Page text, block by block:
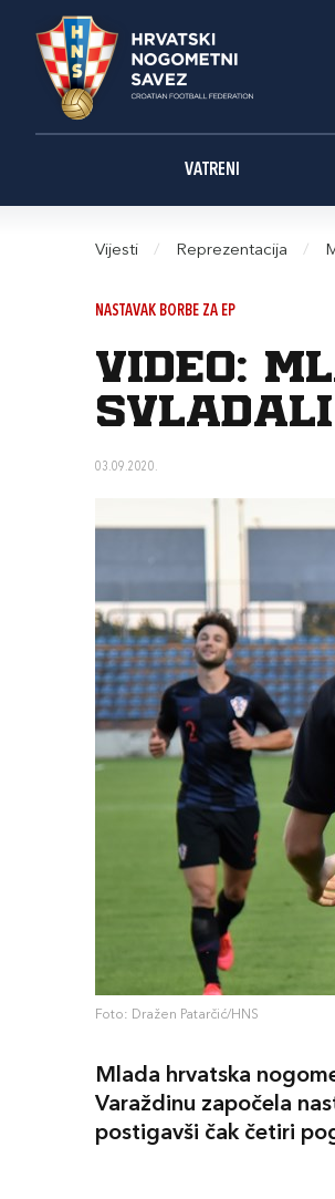
VATRENI
Vijesti / Reprezentacija /
NASTAVAK BORBE ZA EP
Video:
svladali
03.09.2020.
Foto: Dražen Patarčić/HNS
Mlada hrvatska
Varaždinu započela
postigavši čak četiri